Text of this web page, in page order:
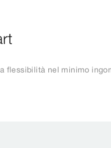
flessibilità nel minimo